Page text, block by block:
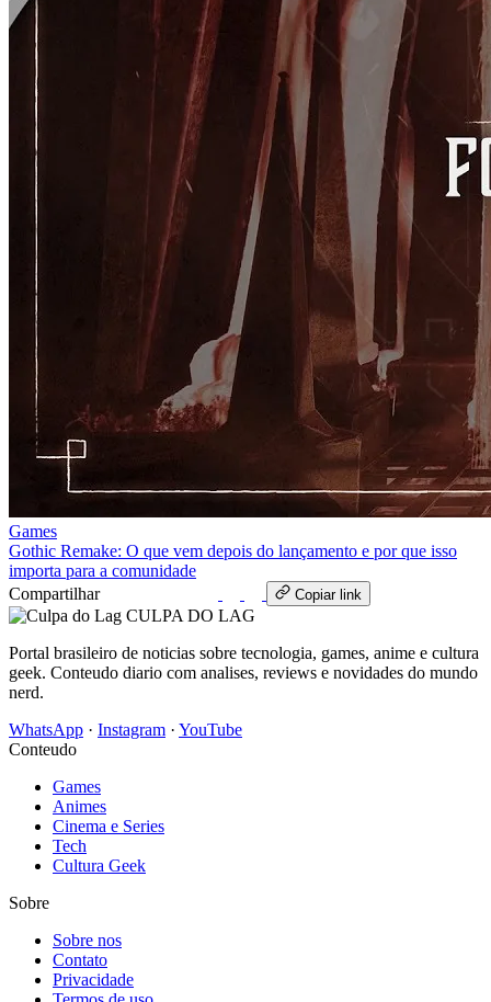
Games
Gothic Remake: O que vem depois do lançamento e por que isso
importa para a comunidade
Compartilhar
Copiar link
CULPA DO LAG
Portal brasileiro de noticias sobre tecnologia, games, anime e cultura
geek. Conteudo diario com analises, reviews e novidades do mundo
nerd.
WhatsApp · Instagram · YouTube
Conteudo
Games
Animes
Cinema e Series
Tech
Cultura Geek
Sobre
Sobre nos
Contato
Privacidade